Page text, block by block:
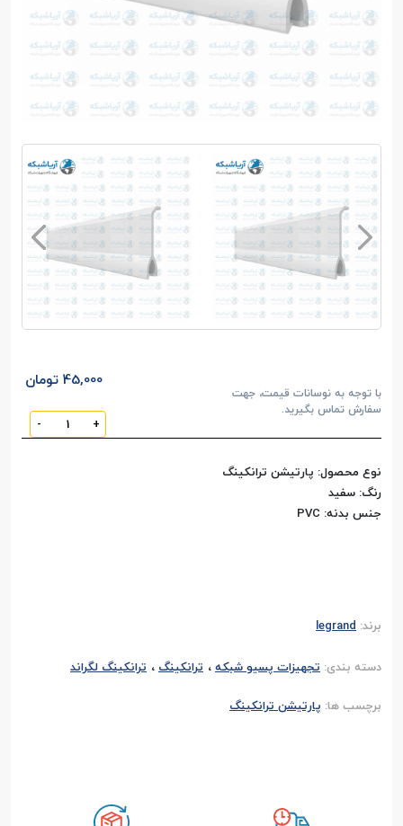
با توجه به نوسانات قیمت، جهت
سفارش تماس بگیرید.
45,000 تومان
+
-
نوع محصول: پارتیشن ترانکینگ
رنگ: سفید
جنس بدنه: PVC
برند: legrand
دسته بندی: تجهیزات پسیو شبکه، ترانکینگ، ترانکینگ لگراند
برچسب ها: پارتیشن ترانکینگ